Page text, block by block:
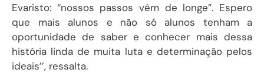
Evaristo: “nossos passos vêm de longe”. Espero
que mais alunos e não só alunos tenham a
oportunidade de saber e conhecer mais dessa
história linda de muita luta e determinação pelos
ideais’’, ressalta.